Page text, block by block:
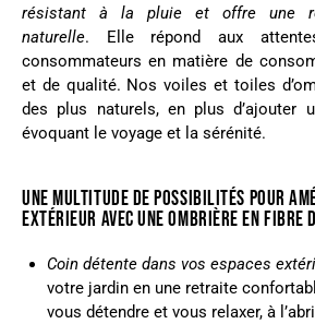
résistant à la pluie et offre une
naturelle. Elle répond aux
consommateurs en matière de
et de qualité. Nos voiles et toiles
des plus naturels, en plus d’ajouter
évoquant le voyage et la sérénité.
UNE MULTITUDE DE POSSIBILITÉS POUR
EXTÉRIEUR AVEC UNE OMBRIÈRE EN FIBRE
Coin détente dans vos espaces
votre jardin en une retraite
vous détendre et vous relaxer, à